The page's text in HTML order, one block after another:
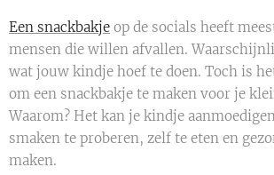
Een snackbakje op de socials heeft
mensen die willen afvallen.
wat jouw kindje hoef te doen. Toch is
om een snackbakje te maken voor je
Waarom? Het kan je kindje
smaken te proberen, zelf te eten en
maken.